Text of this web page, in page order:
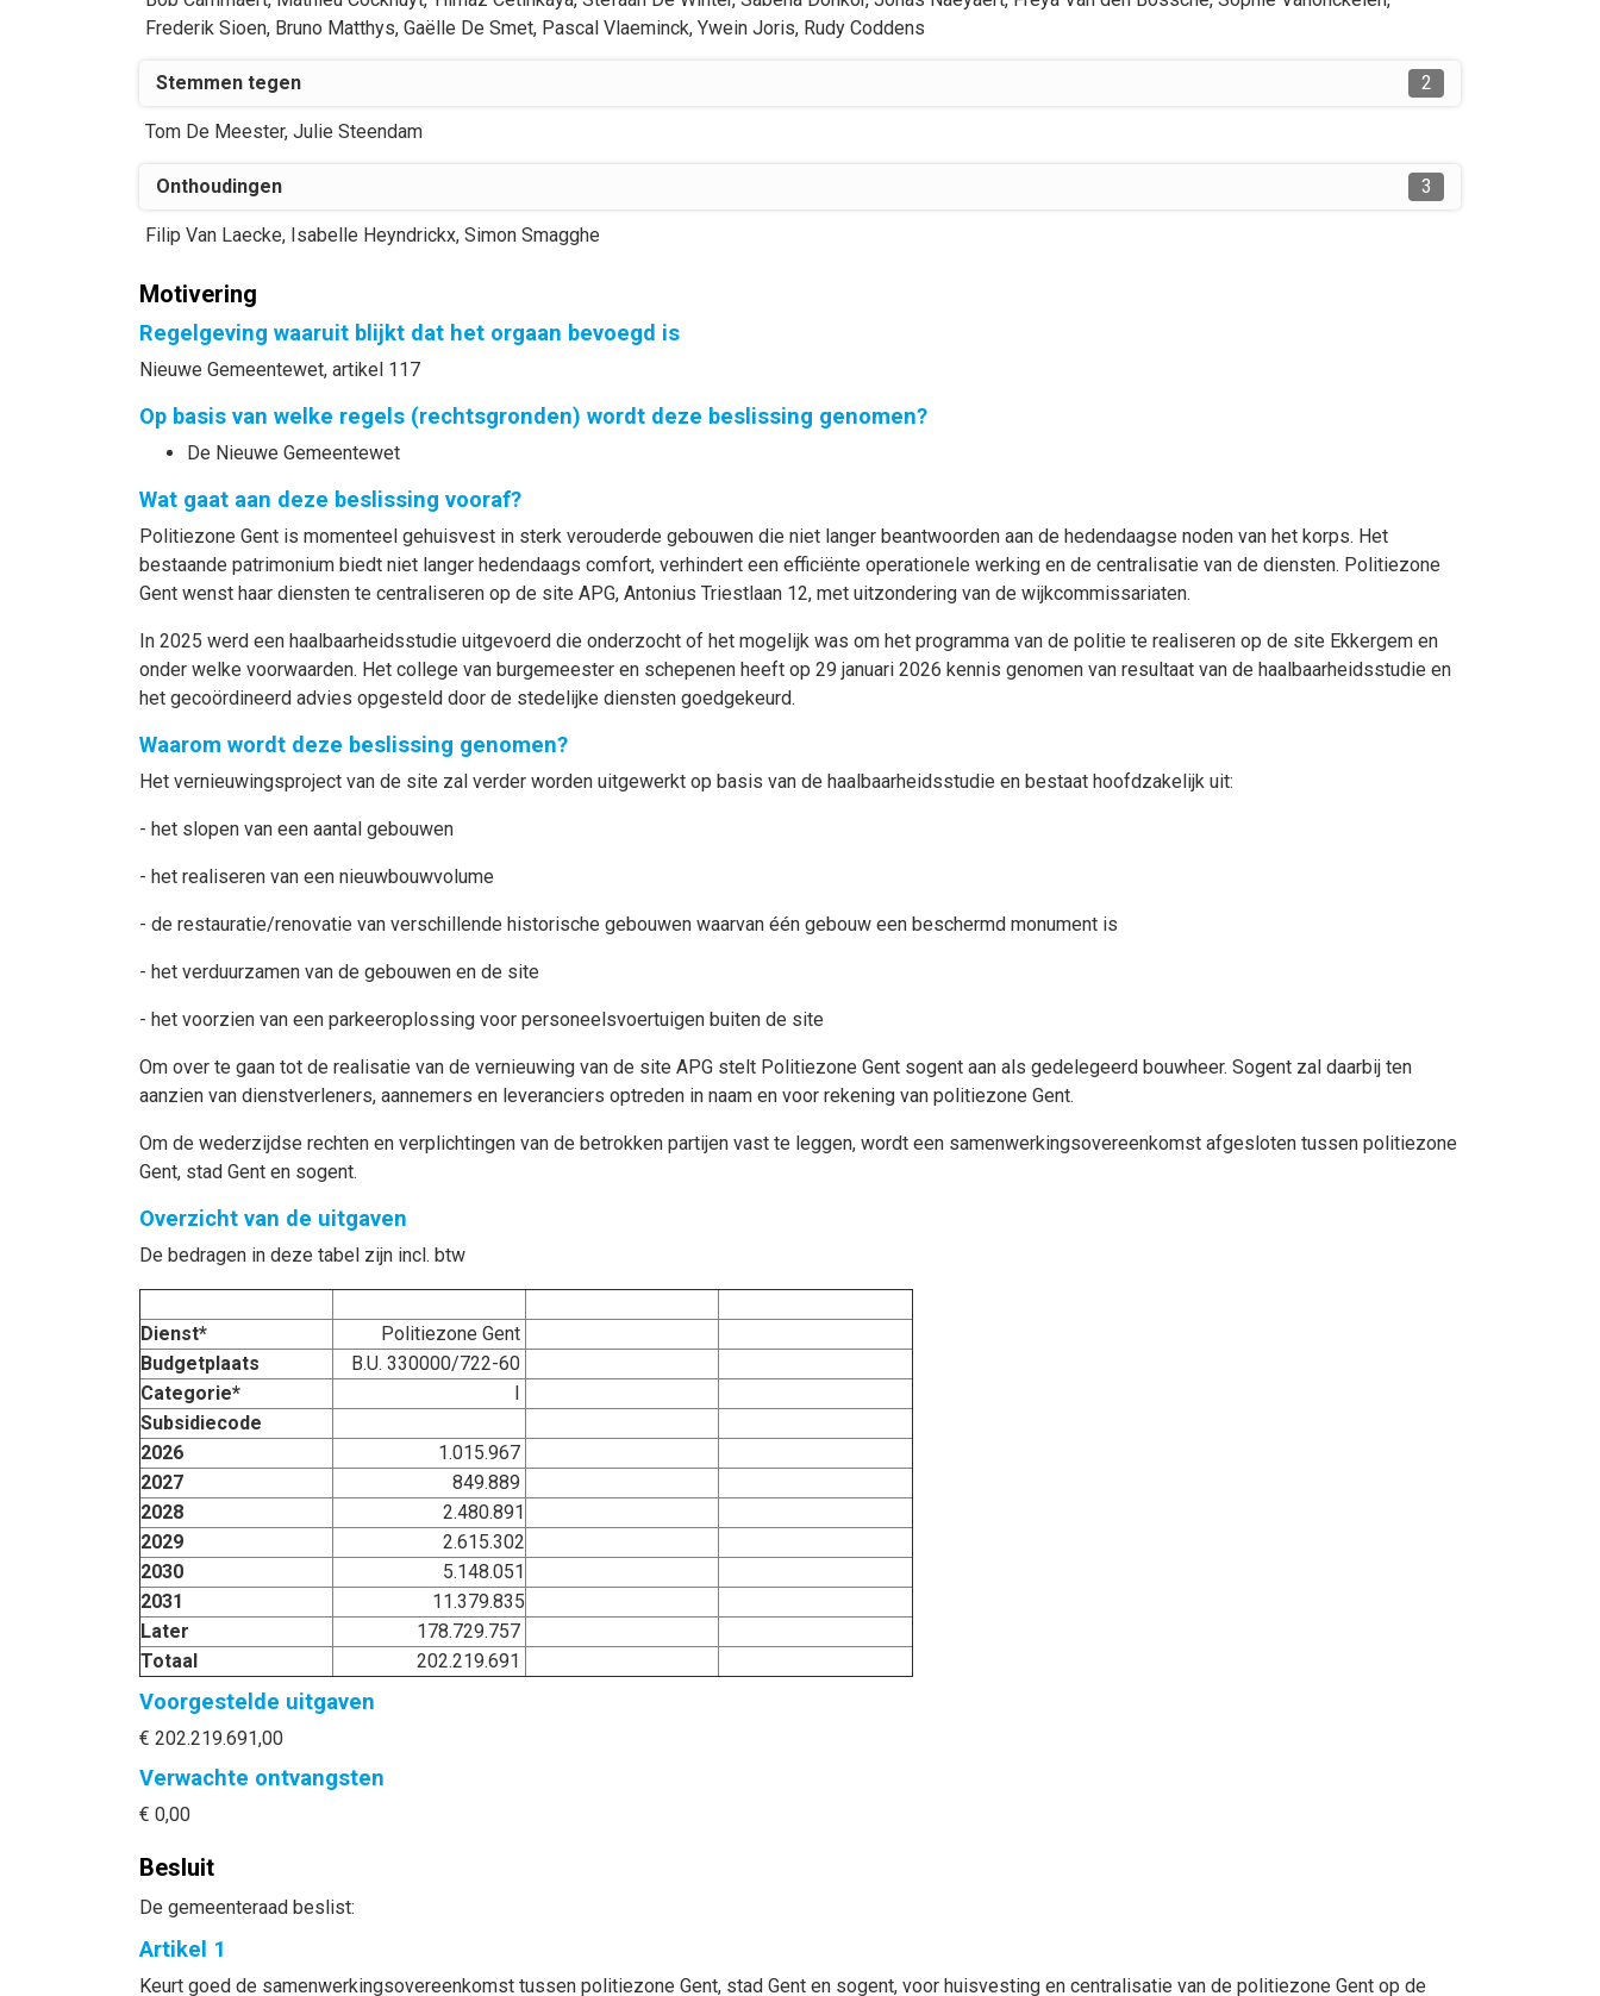
Frederik Sioen, Bruno Matthys, Gaëlle De Smet, Pascal Vlaeminck, Ywein Joris, Rudy Coddens
Stemmen tegen 2
Tom De Meester, Julie Steendam
Onthoudingen 3
Filip Van Laecke, Isabelle Heyndrickx, Simon Smagghe
Motivering
Regelgeving waaruit blijkt dat het orgaan bevoegd is
Nieuwe Gemeentewet, artikel 117
Op basis van welke regels (rechtsgronden) wordt deze beslissing genomen?
De Nieuwe Gemeentewet
Wat gaat aan deze beslissing vooraf?
Politiezone Gent is momenteel gehuisvest in sterk verouderde gebouwen die niet langer beantwoorden aan de hedendaagse noden van het korps. Het
bestaande patrimonium biedt niet langer hedendaags comfort, verhindert een efficiënte operationele werking en de centralisatie van de diensten. Politiezone
Gent wenst haar diensten te centraliseren op de site APG, Antonius Triestlaan 12, met uitzondering van de wijkcommissariaten.
In 2025 werd een haalbaarheidsstudie uitgevoerd die onderzocht of het mogelijk was om het programma van de politie te realiseren op de site Ekkergem en
onder welke voorwaarden. Het college van burgemeester en schepenen heeft op 29 januari 2026 kennis genomen van resultaat van de haalbaarheidsstudie en
het gecoördineerd advies opgesteld door de stedelijke diensten goedgekeurd.
Waarom wordt deze beslissing genomen?
Het vernieuwingsproject van de site zal verder worden uitgewerkt op basis van de haalbaarheidsstudie en bestaat hoofdzakelijk uit:
- het slopen van een aantal gebouwen
- het realiseren van een nieuwbouwvolume
- de restauratie/renovatie van verschillende historische gebouwen waarvan één gebouw een beschermd monument is
- het verduurzamen van de gebouwen en de site
- het voorzien van een parkeeroplossing voor personeelsvoertuigen buiten de site
Om over te gaan tot de realisatie van de vernieuwing van de site APG stelt Politiezone Gent sogent aan als gedelegeerd bouwheer. Sogent zal daarbij ten
aanzien van dienstverleners, aannemers en leveranciers optreden in naam en voor rekening van politiezone Gent.
Om de wederzijdse rechten en verplichtingen van de betrokken partijen vast te leggen, wordt een samenwerkingsovereenkomst afgesloten tussen politiezone
Gent, stad Gent en sogent.
Overzicht van de uitgaven
De bedragen in deze tabel zijn incl. btw
Dienst*
Politiezone Gent
Budgetplaats
B.U. 330000/722-60
Categorie*
I
Subsidiecode
2026
1.015.967
2027
849.889
2028
2.480.891
2029
2.615.302
2030
5.148.051
2031
11.379.835
Later
178.729.757
Totaal
202.219.691
Voorgestelde uitgaven
€ 202.219.691,00
Verwachte ontvangsten
€ 0,00
Besluit
De gemeenteraad beslist:
Artikel 1
Keurt goed de samenwerkingsovereenkomst tussen politiezone Gent, stad Gent en sogent, voor huisvesting en centralisatie van de politiezone Gent op de